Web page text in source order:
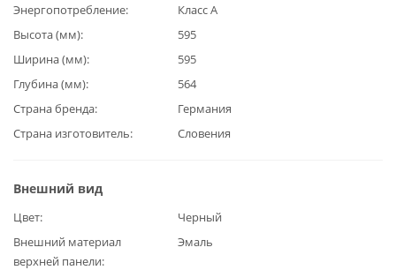
Энергопотребление
Класс А
Высота (мм)
595
Ширина (мм)
595
Глубина (мм)
564
Страна бренда
Германия
Страна изготовитель
Словения
Внешний вид
Цвет
Черный
Внешний материал
верхней панели
Эмаль